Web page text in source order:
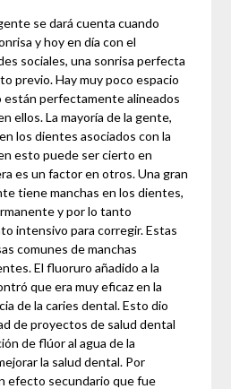
se dará cuenta cuando
y hoy en día con el
sociales, una sonrisa perfecta
previo. Hay muy poco espacio
están perfectamente alineados
ellos. La mayoría de la gente,
los dientes asociados con la
esto puede ser cierto en
es un factor en otros. Una gran
tiene manchas en los dientes,
y por lo tanto
intensivo para corregir. Estas
comunes de manchas
El fluoruro añadido a la
que era muy eficaz en la
de la caries dental. Esto dio
de proyectos de salud dental
de flúor al agua de la
la salud dental. Por
efecto secundario que fue